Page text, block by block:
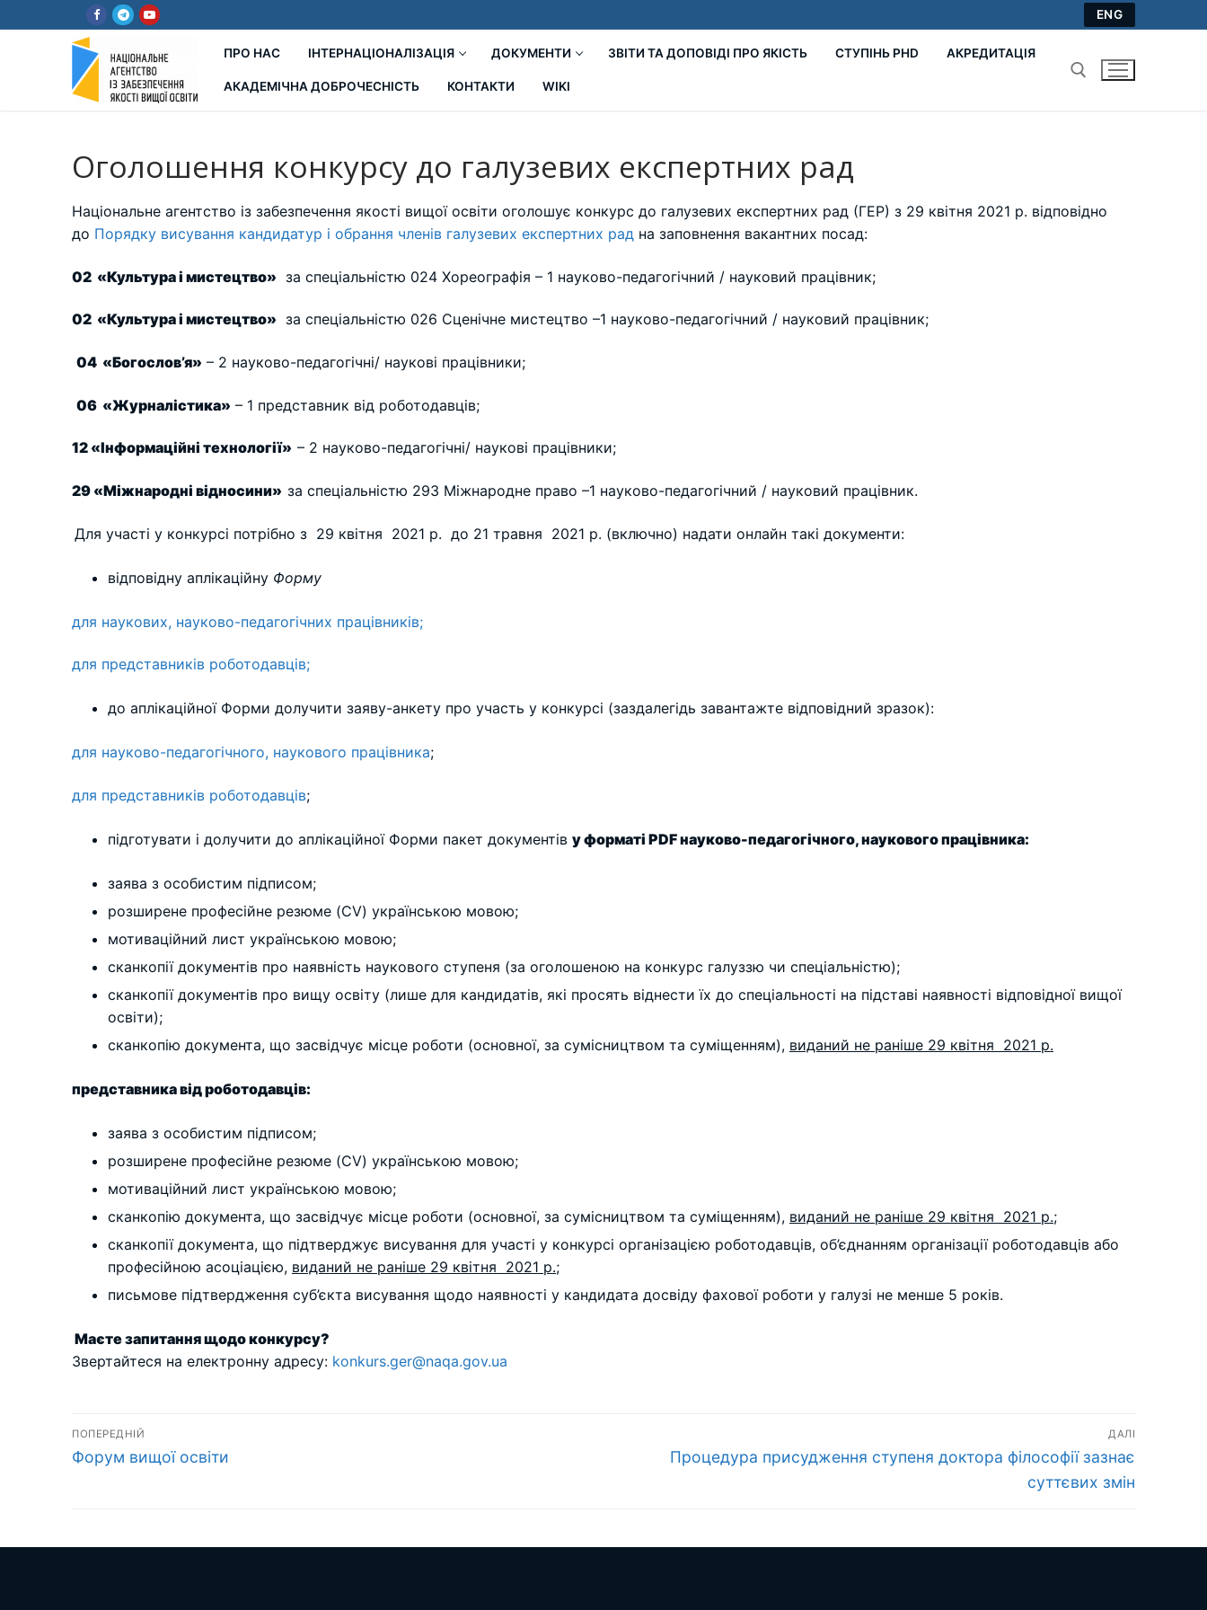
до
ENG
ПРО НАС ІНТЕРНАЦІОНАЛІЗАЦІЯ ДОКУМЕНТИ ЗВІТИ ТА ДОПОВІДІ ПРО ЯКІСТЬ СТУПІНЬ PHD АКРЕДИТАЦІЯ
АКАДЕМІЧНА ДОБРОЧЕСНІСТЬ КОНТАКТИ WIKI
Оголошення конкурсу до галузевих експертних рад
Національне агентство із забезпечення якості вищої освіти оголошує конкурс до галузевих експертних рад (ГЕР) з 29 квітня 2021 р. відповідно
до Порядку висування кандидатур і обрання членів галузевих експертних рад на заповнення вакантних посад:
02 «Культура і мистецтво» за спеціальністю 024 Хореографія – 1 науково-педагогічний / науковий працівник;
02 «Культура і мистецтво» за спеціальністю 026 Сценічне мистецтво –1 науково-педагогічний / науковий працівник;
04 «Богослов’я» – 2 науково-педагогічні/ наукові працівники;
06 «Журналістика» – 1 представник від роботодавців;
12 «Інформаційні технології» – 2 науково-педагогічні/ наукові працівники;
29 «Міжнародні відносини» за спеціальністю 293 Міжнародне право –1 науково-педагогічний / науковий працівник.
Для участі у конкурсі потрібно з 29 квітня 2021 р. до 21 травня 2021 р. (включно) надати онлайн такі документи:
відповідну аплікаційну Форму
для наукових, науково-педагогічних працівників;
для представників роботодавців;
до аплікаційної Форми долучити заяву-анкету про участь у конкурсі (заздалегідь завантажте відповідний зразок):
для науково-педагогічного, наукового працівника;
для представників роботодавців;
підготувати і долучити до аплікаційної Форми пакет документів у форматі PDFнауково-педагогічного, наукового працівника:
заява з особистим підписом;
розширене професійне резюме (CV) українською мовою;
мотиваційний лист українською мовою;
сканкопії документів про наявність наукового ступеня (за оголошеною на конкурс галуззю чи спеціальністю);
сканкопії документів про вищу освіту (лише для кандидатів, які просять віднести їх до спеціальності на підставі наявності відповідної вищої
освіти);
сканкопію документа, що засвідчує місце роботи (основної, за сумісництвом та суміщенням), виданий не раніше 29 квітня 2021 р.
представника від роботодавців:
заява з особистим підписом;
розширене професійне резюме (CV) українською мовою;
мотиваційний лист українською мовою;
сканкопію документа, що засвідчує місце роботи (основної, за сумісництвом та суміщенням), виданий не раніше 29 квітня 2021 р.;
сканкопії документа, що підтверджує висування для участі у конкурсі організацією роботодавців, об’єднанням організації роботодавців або
професійною асоціацією, виданий не раніше 29 квітня 2021 р.;
письмове підтвердження суб’єкта висування щодо наявності у кандидата досвіду фахової роботи у галузі не менше 5 років.
Маєте запитання щодо конкурсу?
Звертайтеся на електронну адресу: konkurs.ger@naqa.gov.ua
Навігація
записів
ПОПЕРЕДНІЙ
Попередній
Форум вищої освіти
ДАЛІ
Наступний
Процедура присудження ступеня доктора філософії зазнає
суттєвих змін